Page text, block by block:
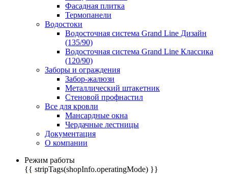
Фасадная плитка
Термопанели
Водостоки
Водосточная система Grand Line Дизайн
(135/90)
Водосточная система Grand Line Классика
(120/90)
Заборы и ограждения
Забор-жалюзи
Металлический штакетник
Стеновой профнастил
Все для кровли
Мансардные окна
Чердачные лестницы
Документация
О компании
Режим работы
{{ stripTags(shopInfo.operatingMode) }}